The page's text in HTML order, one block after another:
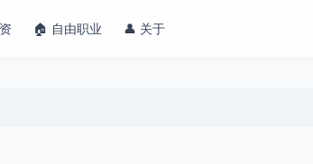
🏠 自由职业 👤 关于